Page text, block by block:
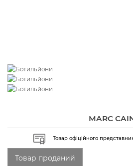
MARC
Товар офіційного
Товар проданий